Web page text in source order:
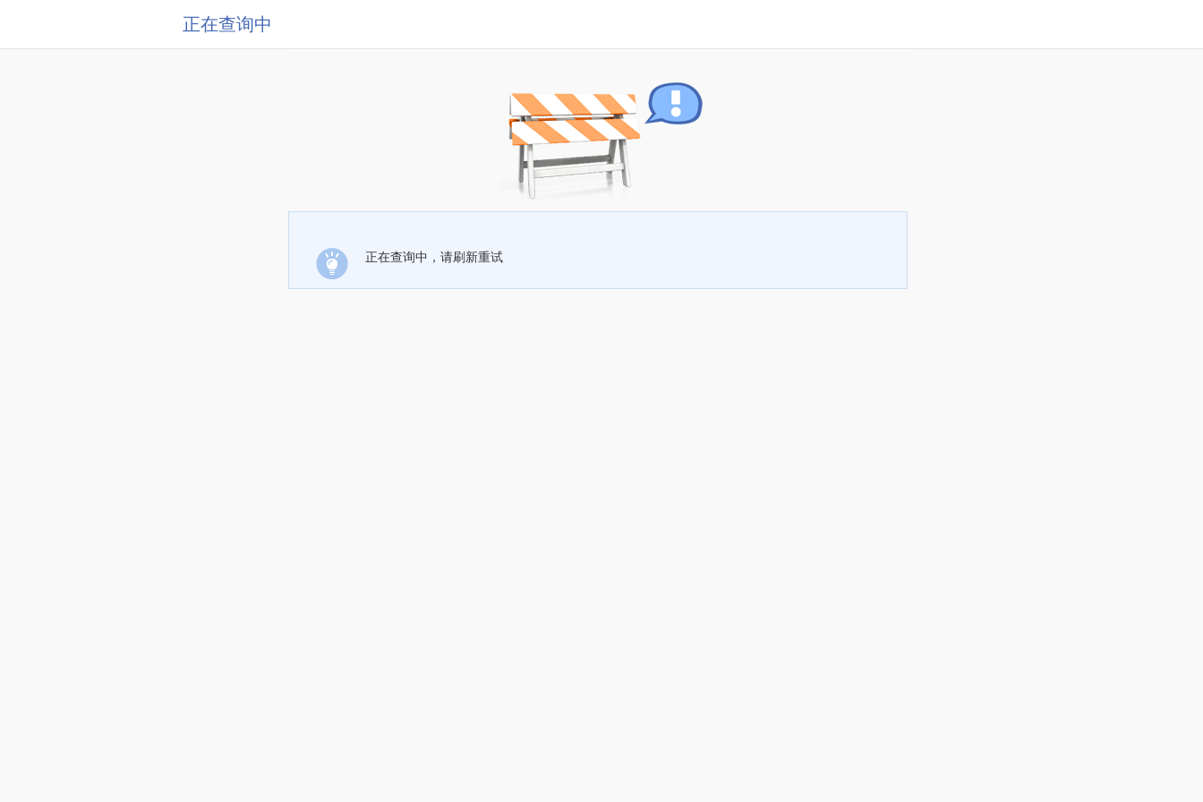
正在查询中
正在查询中，请刷新重试